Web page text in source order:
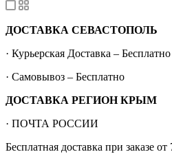
ДОСТАВКА СЕВАСТОПОЛЬ
· Курьерская Доставка – Бесплатно
· Самовывоз – Бесплатно
ДОСТАВКА РЕГИОН КРЫМ
· ПОЧТА РОССИИ
Бесплатная доставка при заказе